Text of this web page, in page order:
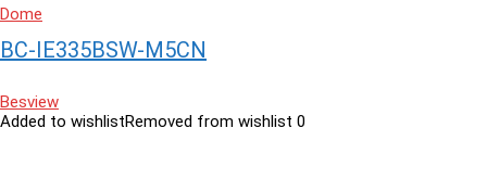
Dome
BC-IE335BSW-M5CN
Besview
Added to wishlistRemoved from wishlist 0